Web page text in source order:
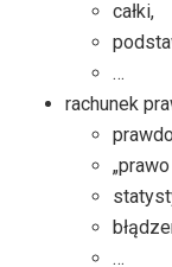
całki,
…
rachunek
…